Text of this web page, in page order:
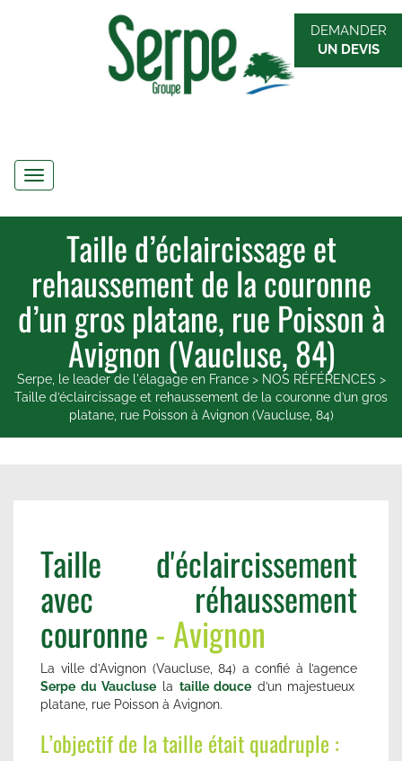
DEMANDER
UN DEVIS
Navigation
Taille d’éclaircissage et
rehaussement de la couronne
d’un gros platane, rue Poisson à
Avignon (Vaucluse, 84)
Serpe, le leader de l'élagage en France> NOS RÉFÉRENCES >
Taille d’éclaircissage et rehaussement de la couronne d’un gros
platane, rue Poisson à Avignon (Vaucluse, 84)
Taille d'éclaircissement
avec réhaussement
couronne- Avignon
La ville d’Avignon (Vaucluse, 84) a confié à l’agence
Serpe du Vaucluse la taille douce d’un majestueux
platane, rue Poisson à Avignon.
L’objectif de la taille était quadruple :